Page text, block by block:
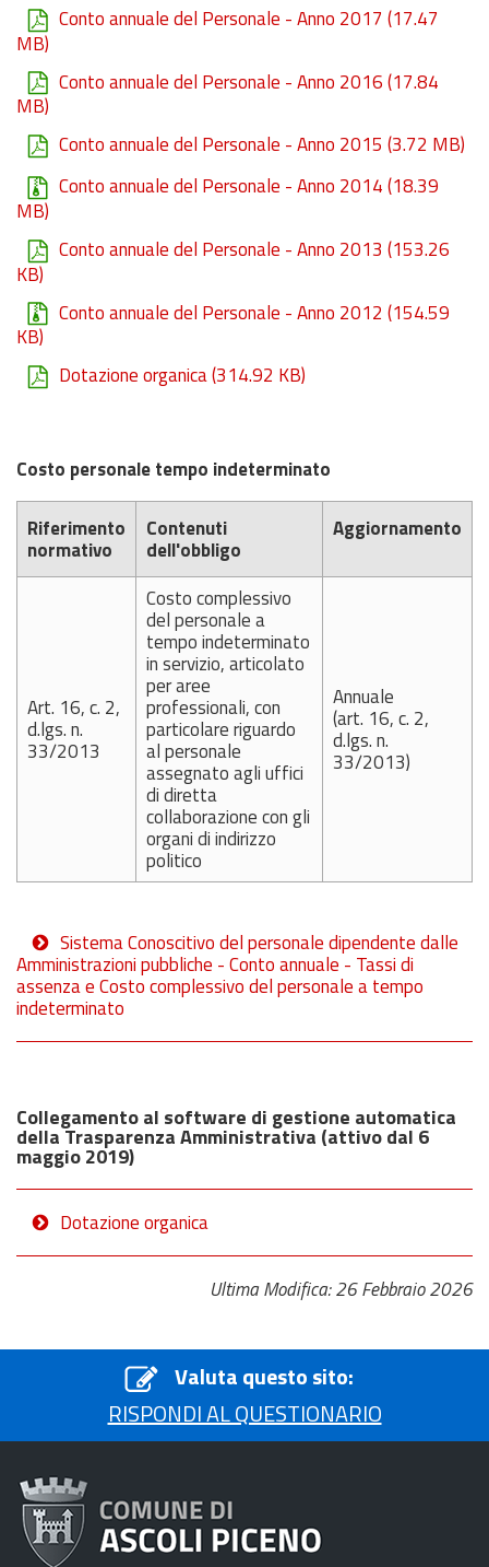
Conto annuale del Personale - Anno 2017 (17.47
MB)
Conto annuale del Personale - Anno 2016(17.84
MB)
Conto annuale del Personale - Anno 2015 (3.72 MB)
Conto annuale del Personale - Anno 2014(18.39
MB)
Conto annuale del Personale - Anno 2013 (153.26
KB)
Conto annuale del Personale - Anno 2012 (154.59
KB)
Dotazione organica(314.92 KB)
Costo personale tempo indeterminato
Riferimento
normativo
Contenuti
dell'obbligo
Aggiornamento
Art. 16, c. 2,
d.lgs. n.
33/2013
Costo complessivo
del personale a
tempo indeterminato
in servizio, articolato
per aree
professionali, con
particolare riguardo
al personale
assegnato agli uffici
di diretta
collaborazione con gli
organi di indirizzo
politico
Annuale
(art. 16, c. 2,
d.lgs. n.
33/2013)
Sistema Conoscitivo del personale dipendente dalle
Amministrazioni pubbliche - Conto annuale - Tassi di
assenza e Costo complessivo del personale a tempo
indeterminato
Collegamento al software di gestione automatica
della Trasparenza Amministrativa (attivo dal 6
maggio 2019)
Dotazione organica
Ultima Modifica: 26 Febbraio 2026
Valuta questo sito:
RISPONDI AL QUESTIONARIO